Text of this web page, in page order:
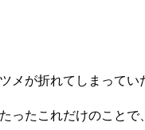
メが折れてしまってい
ったこれだけのことで